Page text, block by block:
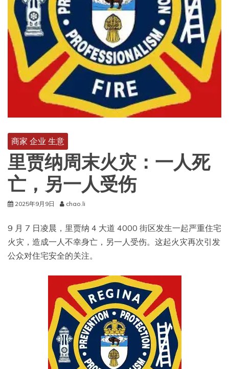
商家 企业 生意
里贾纳周末火灾：一人死
亡，另一人受伤
2025年9月9日 chao.li
9 月 7 日凌晨，里贾纳 4 大道 4000 街区发生一起严重住宅
火灾，造成一人不幸身亡，另一人受伤。这起火灾再次引发
公众对住宅安全的关注。